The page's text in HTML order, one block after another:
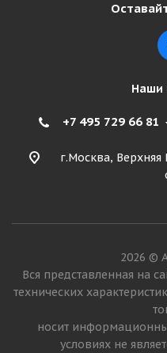
Наши
+7 495 729 66 81
г.Москва,
2026 ©
Вся представленная на
технических
носит
условиях не